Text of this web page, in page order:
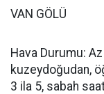
VAN GÖLÜ
Hava Durumu:
kuzeydoğudan,
3 ila 5, sabah